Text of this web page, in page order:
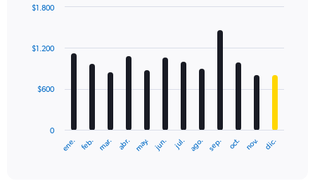
with
12
The
ene. feb. mar. abr. may. jun. jul. ago. sep. oct. nov. dic.
0
$600
$1.200
$1.800